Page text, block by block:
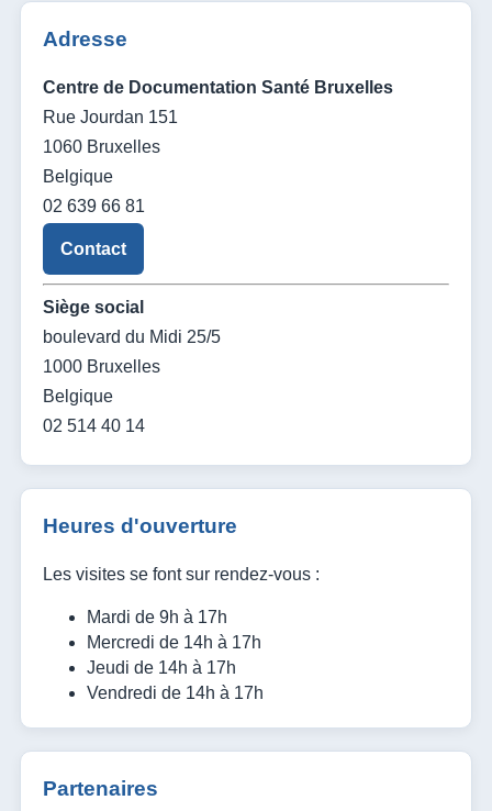
Adresse
Centre de Documentation Santé Bruxelles
Rue Jourdan 151
1060 Bruxelles
Belgique
02 639 66 81
Contact
Siège social
boulevard du Midi 25/5
1000 Bruxelles
Belgique
02 514 40 14
Heures d'ouverture
Les visites se font sur rendez-vous :
Mardi de 9h à 17h
Mercredi de 14h à 17h
Jeudi de 14h à 17h
Vendredi de 14h à 17h
Partenaires